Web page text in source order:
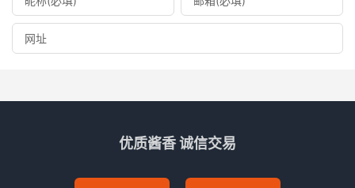
优质酱香 诚信交易